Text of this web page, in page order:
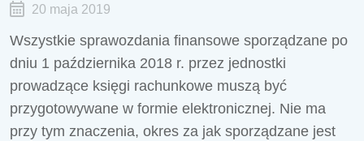
20 maja 2019
Wszystkie sprawozdania finansowe sporządzane po
dniu 1 października 2018 r. przez jednostki
prowadzące księgi rachunkowe muszą być
przygotowywane w formie elektronicznej. Nie ma
przy tym znaczenia, okres za jak sporządzane jest